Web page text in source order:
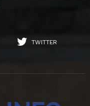
TWITTER